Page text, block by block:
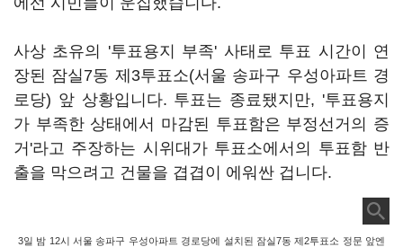
사상 초유의 '투표용지 부족' 사태로 투표 시간이 연
장된 잠실7동 제3투표소(서울 송파구 우성아파트 경
로당) 앞 상황입니다. 투표는 종료됐지만, '투표용지
가 부족한 상태에서 마감된 투표함은 부정선거의 증
거'라고 주장하는 시위대가 투표소에서의 투표함 반
출을 막으려고 건물을 겹겹이 에워싼 겁니다.
3일 밤 12시 서울 송파구 우성아파트 경로당에 설치된 잠실7동 제2투표소 정문 앞엔